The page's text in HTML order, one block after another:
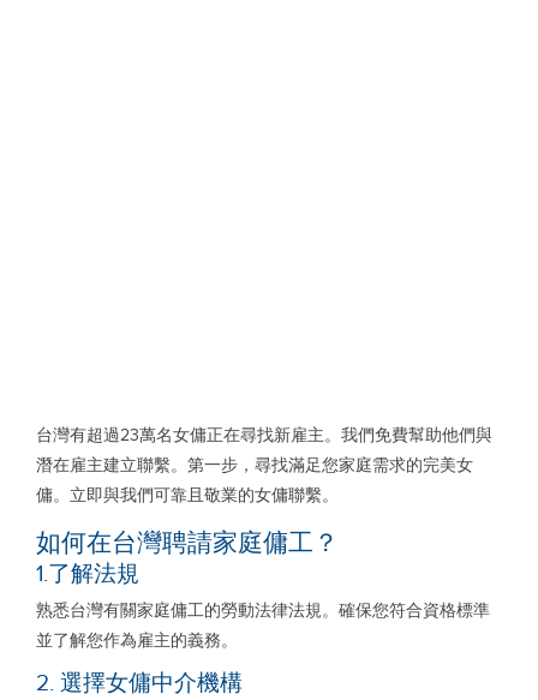
台灣有超過23萬名女傭正在尋找新雇主。我們免費幫助他們與
潛在雇主建立聯繫。第一步，尋找滿足您家庭需求的完美女
傭。立即與我們可靠且敬業的女傭聯繫。
如何在台灣聘請家庭傭工？
1.了解法規
熟悉台灣有關家庭傭工的勞動法律法規。確保您符合資格標準
並了解您作為雇主的義務。
2. 選擇女傭中介機構